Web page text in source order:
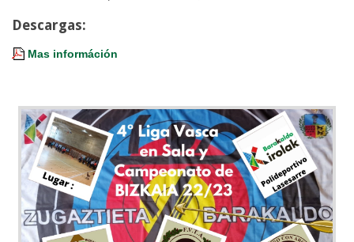
Descargas:
Mas információn